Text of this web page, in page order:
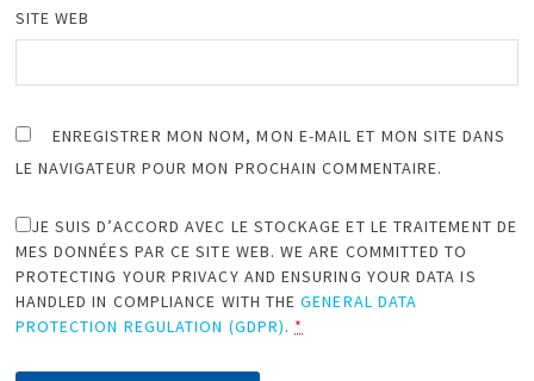
SITE WEB
ENREGISTRER MON NOM, MON E-MAIL ET MON SITE DANS
LE NAVIGATEUR POUR MON PROCHAIN COMMENTAIRE.
JE SUIS D’ACCORD AVEC LE STOCKAGE ET LE TRAITEMENT DE
MES DONNÉES PAR CE SITE WEB. WE ARE COMMITTED TO
PROTECTING YOUR PRIVACY AND ENSURING YOUR DATA IS
HANDLED IN COMPLIANCE WITH THEGENERAL DATA
PROTECTION REGULATION (GDPR). *